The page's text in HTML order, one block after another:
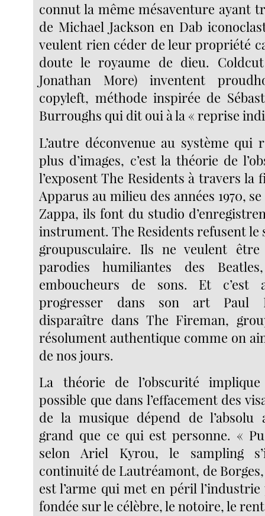
connut la même mésaventure ayant
de Michael Jackson en Dab
veulent rien céder de leur propriété
doute le royaume de dieu.
Jonathan More) inventent
copyleft, méthode inspirée de
Burroughs qui dit oui à la « reprise
L’autre déconvenue au système qui
plus d’images, c’est la théorie de
l’exposent The Residents à travers la
Apparus au milieu des années 1970,
Zappa, ils font du studio
instrument. The Residents refusent le
groupusculaire. Ils ne veulent
parodies humiliantes des
emboucheurs de sons. Et c’est
progresser dans son art Paul
disparaître dans The Fireman,
résolument authentique comme on
de nos jours.
La théorie de l’obscurité
possible que dans l’effacement des
de la musique dépend de l’absolu
grand que ce qui est personne. «
selon Ariel Kyrou, le sampling
continuité de Lautréamont, de
est l’arme qui met en péril
fondée sur le célèbre, le notoire, le